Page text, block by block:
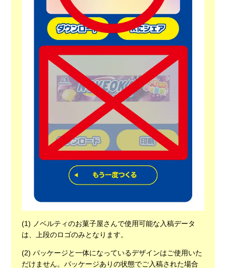
(1) ノベルティのお菓子屋さんで使用可能な入稿データ
は、上段のロゴのみとなります。
(2) パッケージと一体になっているデザインはご使用いた
だけません。パッケージありの状態でご入稿された場合